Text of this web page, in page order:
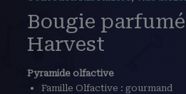
Bougie
Harvest
Pyramide olfactive
Famille Olfactive : gourmand